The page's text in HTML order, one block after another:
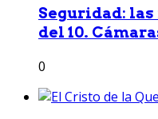
Seguridad:
del 10.
0